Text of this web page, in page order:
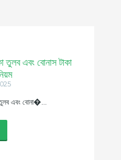
এবং বোনাস টাকা
এবং বোনা�...